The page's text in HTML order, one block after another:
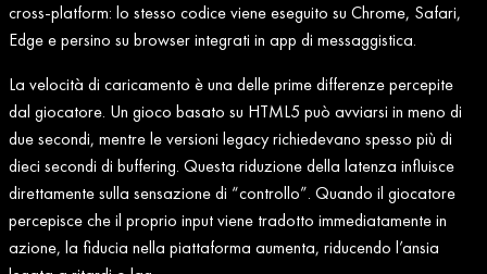
cross‑platform: lo stesso codice viene eseguito su Chrome, Safari,
Edge e persino su browser integrati in app di messaggistica.
La velocità di caricamento è una delle prime differenze percepite
dal giocatore. Un gioco basato su HTML5 può avviarsi in meno di
due secondi, mentre le versioni legacy richiedevano spesso più di
dieci secondi di buffering. Questa riduzione della latenza influisce
direttamente sulla sensazione di “controllo”. Quando il giocatore
percepisce che il proprio input viene tradotto immediatamente in
azione, la fiducia nella piattaforma aumenta, riducendo l’ansia